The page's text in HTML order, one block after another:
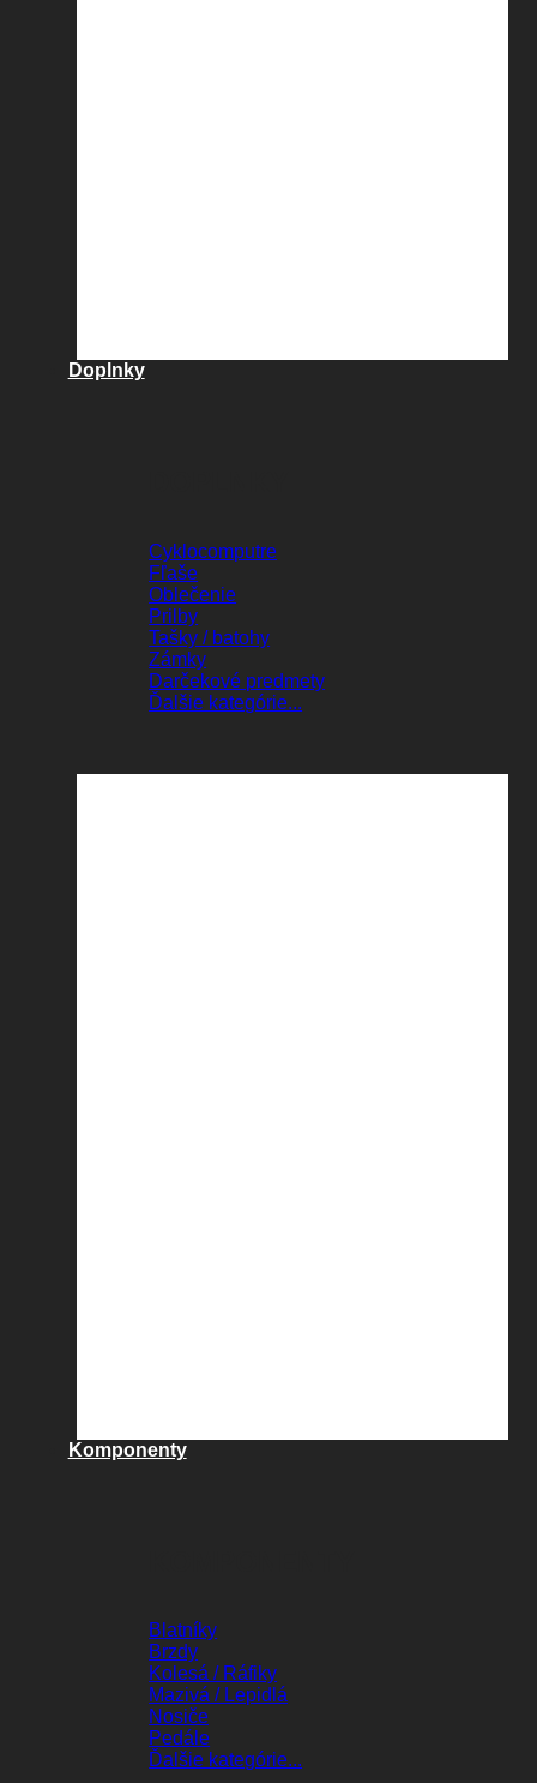
Doplnky
Cyklocomputre
Fľaše
Oblečenie
Prilby
Tašky / batohy
Zámky
Darčekové predmety
Ďalšie kategórie...
Komponenty
Blatníky
Brzdy
Kolesá / Ráfiky
Mazivá / Lepidlá
Nosiče
Pedále
Ďalšie kategórie...